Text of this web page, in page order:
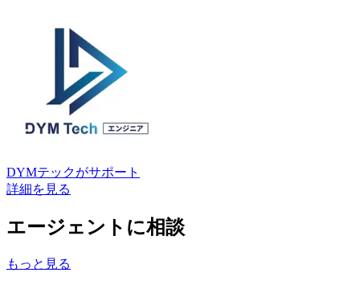
DYMテックがサポート
詳細を見る
エージェントに相談
もっと見る